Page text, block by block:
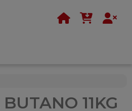
11KG